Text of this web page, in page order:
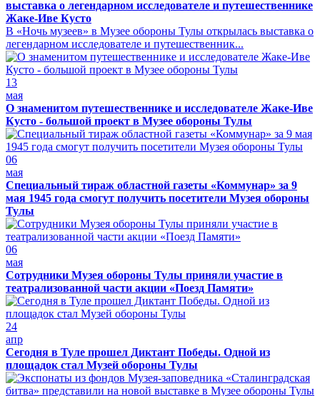
выставка о легендарном исследователе и путешественнике
Жаке-Иве Кусто
В «Ночь музеев» в Музее обороны Тулы открылась выставка о
легендарном исследователе и путешественник...
13
мая
О знаменитом путешественнике и исследователе Жаке-Иве
Кусто - большой проект в Музее обороны Тулы
06
мая
Специальный тираж областной газеты «Коммунар» за 9
мая 1945 года смогут получить посетители Музея обороны
Тулы
06
мая
Сотрудники Музея обороны Тулы приняли участие в
театрализованной части акции «Поезд Памяти»
24
апр
Сегодня в Туле прошел Диктант Победы. Одной из
площадок стал Музей обороны Тулы